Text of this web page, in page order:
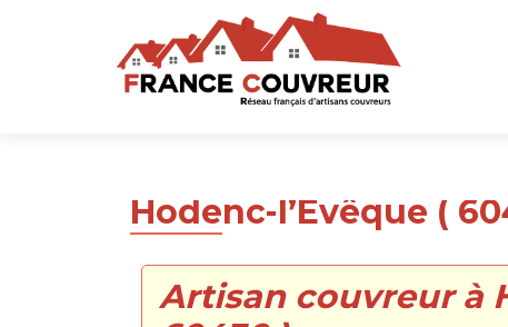
Hodenc-l’Évêque (
Artisan couvreur à